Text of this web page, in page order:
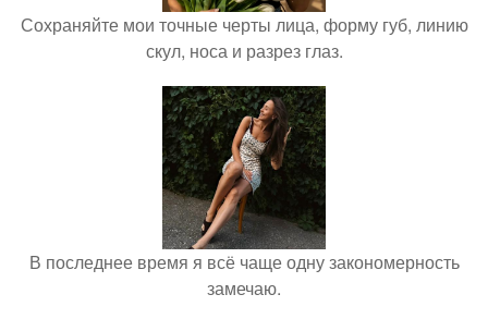
Сохраняйте мои точные черты лица, форму губ, линию
скул, носа и разрез глаз.
В последнее время я всё чаще одну закономерность
замечаю.